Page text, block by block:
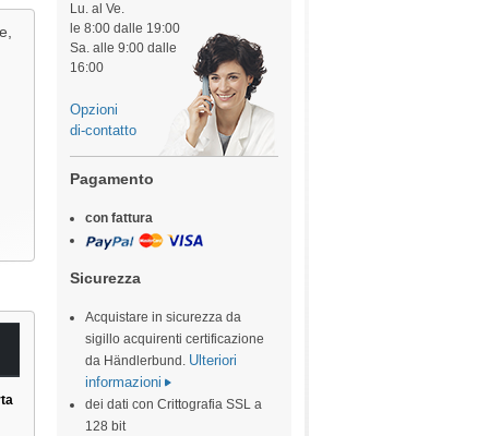
Lu. al Ve.
le 8:00 dalle 19:00
Sa. alle 9:00 dalle
16:00
Opzioni
di-contatto
Pagamento
con fattura
Sicurezza
Acquistare in sicurezza da
sigillo acquirenti certificazione
da Händlerbund. Ulteriori
informazioni
dei dati con Crittografia SSL a
128 bit